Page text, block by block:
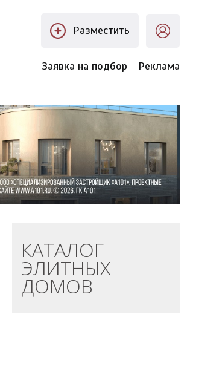
Разместить
Заявка на подбор Реклама
КАТАЛОГ
ЭЛИТНЫХ
ДОМОВ